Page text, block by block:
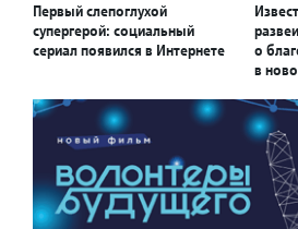
Первый слепоглухой
супергерой: социальный
сериал появился в Интернете
о
в